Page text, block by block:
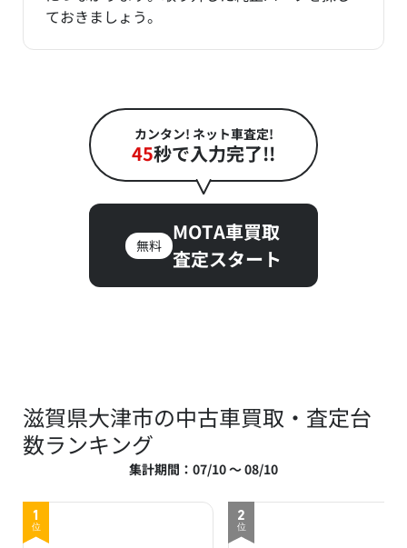
ておきましょう。
カンタン! ネット車査定!
45秒で入力完了!!
無料
MOTA車買取
査定スタート
滋賀県大津市の中古車買取・査定台
数ランキング
集計期間：07/10 ～ 08/10
1
位
2
位